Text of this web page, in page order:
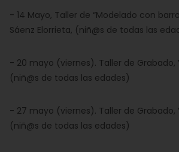
- 14 Mayo, Taller de “Modelado con
Sáenz Elorrieta, (niñ@s de todas las
- 20 mayo (viernes). Taller de Grabado,
(niñ@s de todas las edades)
- 27 mayo (viernes). Taller de Grabado,
(niñ@s de todas las edades)